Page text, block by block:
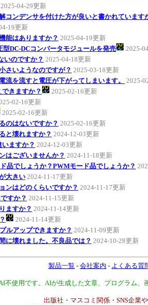
2025-04-29更新
コンデンサを付けた方が良いと書かれています
19更新
能はありますか？ 2025-04-19更新
型DC-DCコンバータモジュールを発売
2025-
いのですか？ 2025-04-18更新
さいようなのですが？ 2025-03-18更新
流を流すと電圧が下がってしまいます。
2025-
きますか？
2025-02-16更新
02-16更新
2025-02-16更新
のはないですか？ 2025-02-16更新
と壊れますか？ 2024-12-03更新
ますか？ 2024-12-03更新
はございませんか？ 2024-11-18更新
品でしょうか？PWMモード品でしょうか？
大きい 2024-11-17更新
ンはどのくらいですか？ 2024-11-17更新
すか？ 2024-11-15更新
ますか？ 2024-11-14更新
2024-11-14更新
ルアップできますか？ 2024-11-09更新
に壊れました。不良品では？ 2024-10-28更新
製品一覧 - 会社案内 - よくある質
不使用です。AIが生成した文章、プログラム
出版社・マスコミ関係・SNS企業